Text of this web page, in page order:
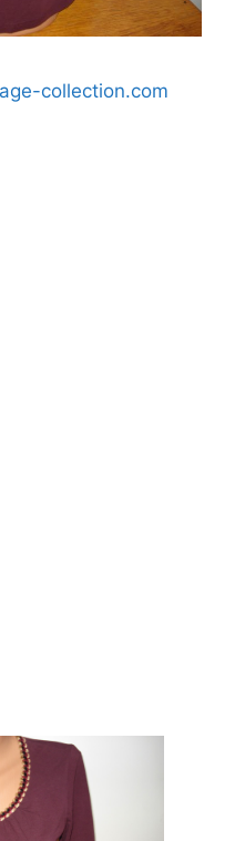
collection.com